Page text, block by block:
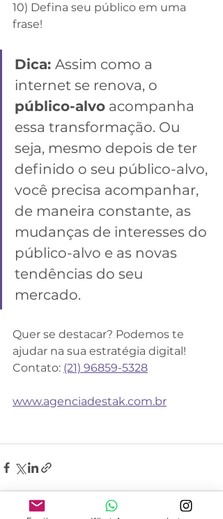
10) Defina seu público em uma
frase!
Dica: Assim como a
internet se renova, o
público-alvo acompanha
essa transformação. Ou
seja, mesmo depois de ter
definido o seu público-alvo,
você precisa acompanhar,
de maneira constante, as
mudanças de interesses do
público-alvo e as novas
tendências do seu
mercado.
Quer se destacar? Podemos te
ajudar na sua estratégia digital!
Contato: (21) 96859-5328
www.agenciadestak.com.br